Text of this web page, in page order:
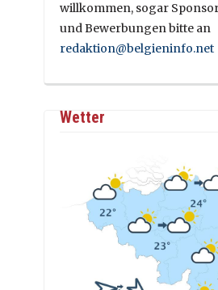
willkommen, sogar
und Bewerbungen bitte an
redaktion@belgieninfo.net
Wetter